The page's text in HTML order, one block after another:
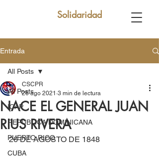
Solidaridad
Entrada
All Posts
ICAP
REPUBLICA DOMINICANA
PUERTO RICO
CUBA
All Posts
NACE EL GENERAL JUAN
RIUS RIVERA
CSCPR
26 ago 2021 3 min de lectura
26 DE AGOSTO DE 1848